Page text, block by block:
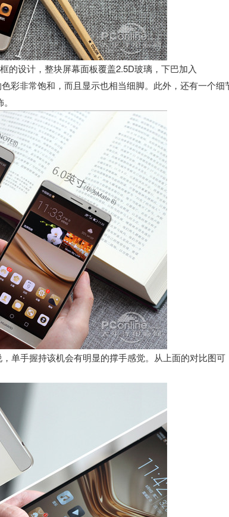
的设计，整块屏幕面板覆盖2.5D玻璃，下巴加入
彩非常饱和，而且显示也相当细脚。此外，还有一个细
单手握持该机会有明显的撑手感觉。从上面的对比图可